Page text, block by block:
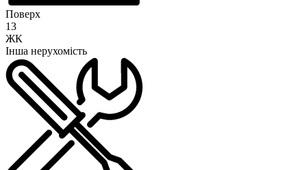
Поверх
13
ЖК
Інша нерухомість